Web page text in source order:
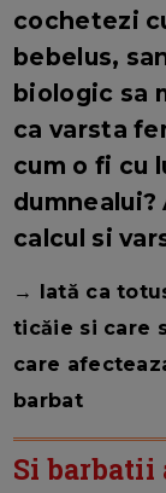
cochetezi
bebelus,
biologic sa
ca varsta
cum o fi cu
calcul si
→ Iată ca
ticăie si care
care
barbat
Si barbatii